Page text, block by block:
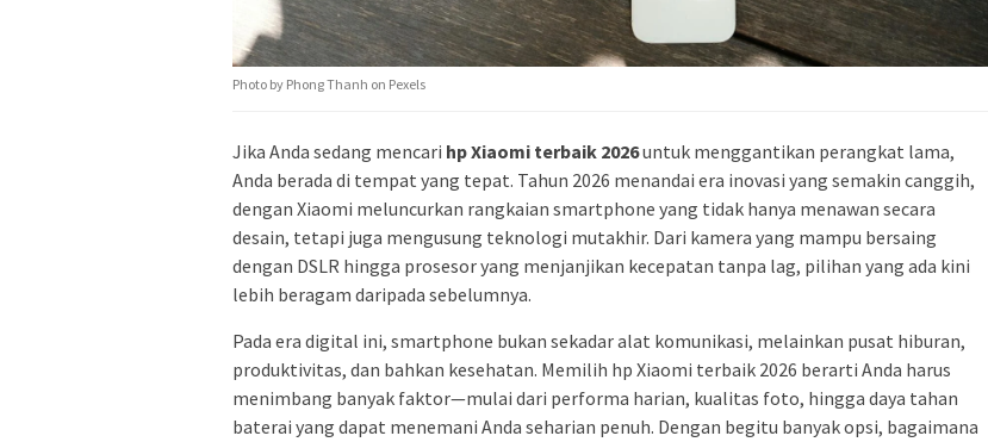
Photo by Phong Thanh on Pexels
Jika Anda sedang mencari hp Xiaomi terbaik 2026untuk menggantikan perangkat lama,
Anda berada di tempat yang tepat. Tahun 2026 menandai era inovasi yang semakin canggih,
dengan Xiaomi meluncurkan rangkaian smartphone yang tidak hanya menawan secara
desain, tetapi juga mengusung teknologi mutakhir. Dari kamera yang mampu bersaing
dengan DSLR hingga prosesor yang menjanjikan kecepatan tanpa lag, pilihan yang ada kini
lebih beragam daripada sebelumnya.
Pada era digital ini, smartphone bukan sekadar alat komunikasi, melainkan pusat hiburan,
produktivitas, dan bahkan kesehatan. Memilih hp Xiaomi terbaik 2026 berarti Anda harus
menimbang banyak faktor—mulai dari performa harian, kualitas foto, hingga daya tahan
baterai yang dapat menemani Anda seharian penuh. Dengan begitu banyak opsi, bagaimana